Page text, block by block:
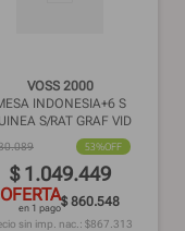
VOSS 2000
INDONESIA+6 S
S/RAT GRAF VID
.089 53%OFF
$ 1.049.449
OFERTA
en 1 pago$ 860.548
sin imp. nac.: $867.313